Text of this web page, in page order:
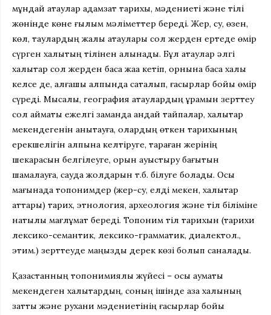
мұндай атаулар адамзат тарихы, мәдениеті және тілі
жөнінде көне ғылым мәліметтер береді. Жер, су, өзен,
көл, таулардың жалқы атаулары сол жерден ертеде өмір
сүрген халықтың тілінен алынады. Бұл атаулар әлгі
халықтар сол жерден басқа жаққа кетіп, орнына басқа халық
келсе де, алғашқы қалпында сақталып, ғасырлар бойы өмір
сүреді. Мысалы, география атаулардың құрамын зерттеу
сол аймақты ежелгі заманда қандай тайпалар, халықтар
мекендегенін анықтауға, олардың өткен тарихының
ерекшелігін қалпына келтіруге, тараған жерінің
шекарасын белгілеуге, орын ауыстыру бағытын
шамалауға, сауда жолдарын т.б. білуге болады. Осы
мағынада топонимдер (жер-су, елді мекен, халықтар
аттары) тарих, этнология, археология және тіл біліміне
нақтылы мағлұмат береді. Топоним тіл тарихын (тарихи
лексико-семантик, лексико-грамматик, диалектол.,
этим.) зерттеуде маңызды дерек көзі болып саналады.
Қазақстанның топонимиялық жүйесі – осы аумақты
мекендеген халықтардың, соның ішінде қазақ халқының
заттық және рухани мәдениетінің ғасырлар бойы